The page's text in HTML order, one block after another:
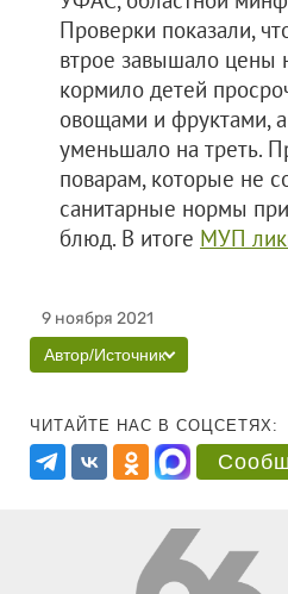
Проверки показали,
втрое завышало цены
кормило детей
овощами и фруктами,
уменьшало на треть.
поварам, которые не
санитарные нормы
блюд. В итоге МУП
9 ноября 2021
Автор/Источник
ЧИТАЙТЕ НАС В СОЦСЕТЯХ: